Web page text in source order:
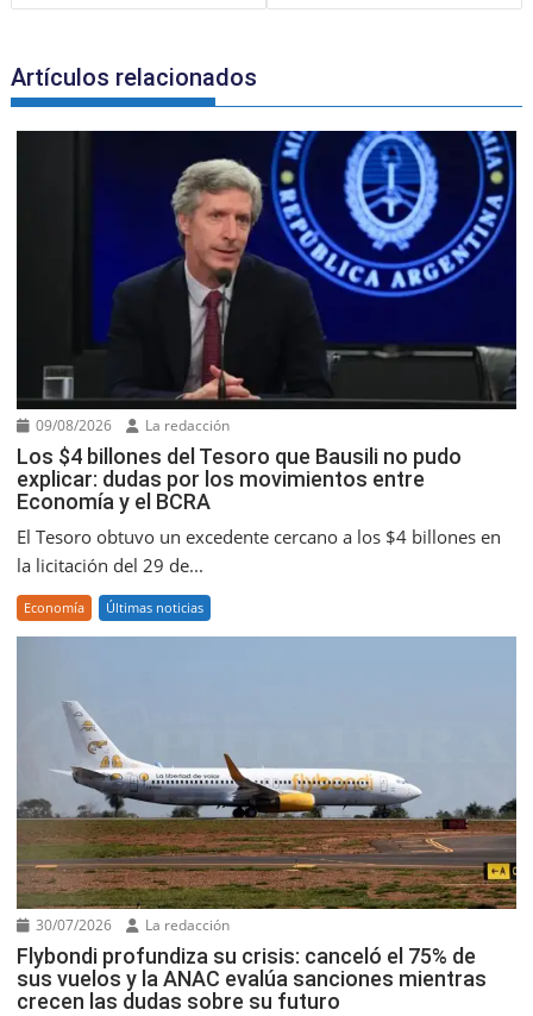
k l
Artículos relacionados
09/08/2026 La redacción
Los $4 billones del Tesoro que Bausili no pudo
explicar: dudas por los movimientos entre
Economía y el BCRA
El Tesoro obtuvo un excedente cercano a los $4 billones en
la licitación del 29 de...
Economía Últimas noticias
30/07/2026 La redacción
Flybondi profundiza su crisis: canceló el 75% de
sus vuelos y la ANAC evalúa sanciones mientras
crecen las dudas sobre su futuro